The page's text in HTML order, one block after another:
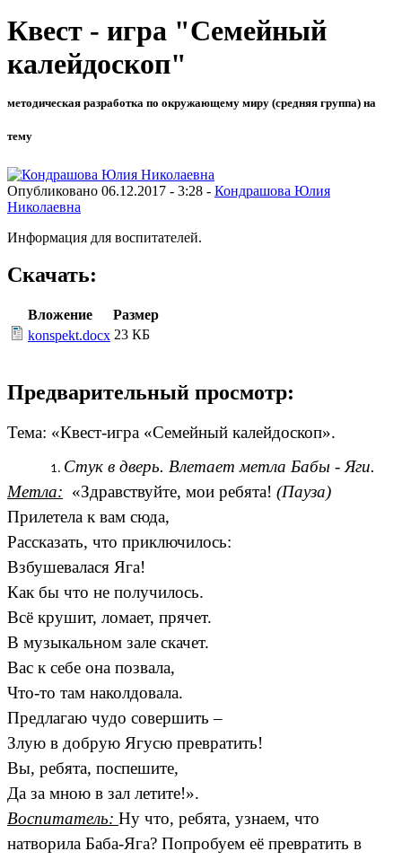
Квест - игра "Семейный
калейдоскоп"
методическая разработка по окружающему миру (средняя группа) на
тему
Опубликовано 06.12.2017 - 3:28 - Кондрашова Юлия
Николаевна
Информация для воспитателей.
Скачать:
Вложение
Размер
konspekt.docx 23 КБ
Предварительный просмотр:
Тема: «Квест-игра «Семейный калейдоскоп».
Стук в дверь. Влетает метла Бабы - Яги.
Метла: «Здравствуйте, мои ребята! (Пауза)
Прилетела к вам сюда,
Рассказать, что приключилось:
Взбушевалася Яга!
Как бы что не получилось.
Всё крушит, ломает, прячет.
В музыкальном зале скачет.
Вас к себе она позвала,
Что-то там наколдовала.
Предлагаю чудо совершить –
Злую в добрую Ягусю превратить!
Вы, ребята, поспешите,
Да за мною в зал летите!».
Воспитатель: Ну что, ребята, узнаем, что
натворила Баба-Яга? Попробуем её превратить в